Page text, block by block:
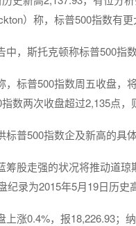
）称，标普500指数有更
，斯托克顿称标普500指
标普500指数周五收盘，
数两次收盘超过2,135点
普500指数企及新高的具
筹股走强的状况将推动道
纪录为2015年5月19日历史
涨0.4%，报18,226.93；